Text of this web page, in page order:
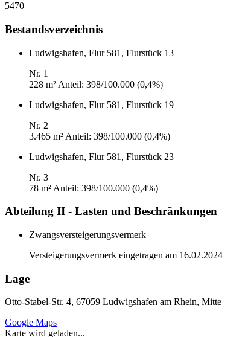
5470
Bestandsverzeichnis
Ludwigshafen, Flur 581, Flurstück 13
Nr. 1
228 m² Anteil: 398/100.000 (0,4%)
Ludwigshafen, Flur 581, Flurstück 19
Nr. 2
3.465 m² Anteil: 398/100.000 (0,4%)
Ludwigshafen, Flur 581, Flurstück 23
Nr. 3
78 m² Anteil: 398/100.000 (0,4%)
Abteilung II - Lasten und Beschränkungen
Zwangsversteigerungsvermerk
Versteigerungsvermerk eingetragen am 16.02.2024
Lage
Otto-Stabel-Str. 4, 67059 Ludwigshafen am Rhein, Mitte
Google Maps
Karte wird geladen...